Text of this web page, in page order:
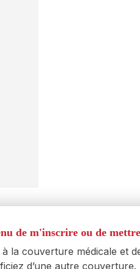
Vie et DMA
Basic Life &
Augmenter
de m'inscrire ou de
à la couverture médicale et
d’une autre